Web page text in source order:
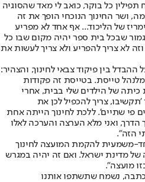
כל בוקר, כואב לי מאד שהסוגיה
ושר החינוך הנוכחי הופך את זה
של הליכוד... אף אחד לא מפריע
שבכל בית ספר יהיה מקום שבו כל
וזה לא צריך להפריע ולא צריך לעשות את
בין פיקוד צבאי לחינוך, והצהיר:
טייסת. בטייסת זה פקודות
של הילדים שלי בבית, אחרי
'תקשיבו, צריך להכפיל לכן את
פי שתיים'. ללכת לחינוך הייתה אחת
הדרך, ואני מלא הערצה והערכה לאלו
הזה״.
משמעית להקמת המועצה לחינוך
מדינת ישראל. ואם זה יהיה במגרש
מועצה״.
נשמח שתשתפו אותנו